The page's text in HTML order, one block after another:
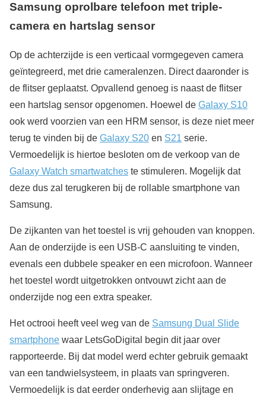
Samsung oprolbare telefoon met triple-
camera en hartslag sensor
Op de achterzijde is een verticaal vormgegeven camera
geïntegreerd, met drie cameralenzen. Direct daaronder is
de flitser geplaatst. Opvallend genoeg is naast de flitser
een hartslag sensor opgenomen. Hoewel de Galaxy S10
ook werd voorzien van een HRM sensor, is deze niet meer
terug te vinden bij de Galaxy S20 en S21 serie.
Vermoedelijk is hiertoe besloten om de verkoop van de
Galaxy Watch smartwatches te stimuleren. Mogelijk dat
deze dus zal terugkeren bij de rollable smartphone van
Samsung.
De zijkanten van het toestel is vrij gehouden van knoppen.
Aan de onderzijde is een USB-C aansluiting te vinden,
evenals een dubbele speaker en een microfoon. Wanneer
het toestel wordt uitgetrokken ontvouwt zicht aan de
onderzijde nog een extra speaker.
Het octrooi heeft veel weg van de Samsung Dual Slide
smartphone waar LetsGoDigital begin dit jaar over
rapporteerde. Bij dat model werd echter gebruik gemaakt
van een tandwielsysteem, in plaats van springveren.
Vermoedelijk is dat eerder onderhevig aan slijtage en